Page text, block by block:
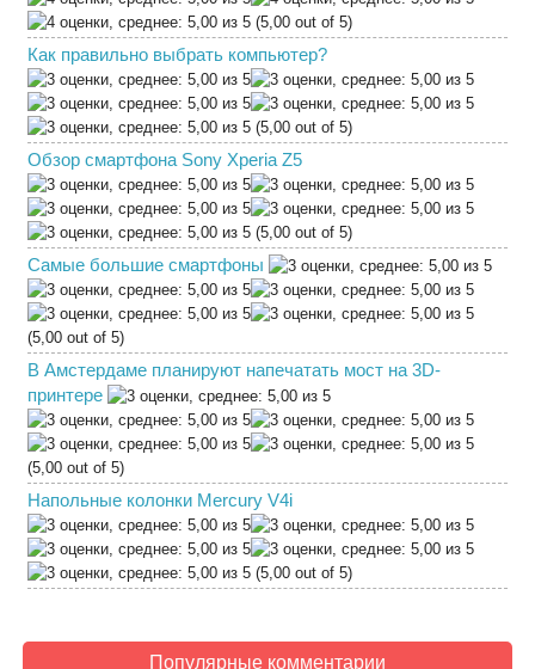
(5,00 out of 5)
Как правильно выбрать компьютер?
(5,00 out of 5)
Обзор смартфона Sony Xperia Z5
(5,00 out of 5)
Самые большие смартфоны
(5,00 out of 5)
В Амстердаме планируют напечатать мост на 3D-
принтере
(5,00 out of 5)
Напольные колонки Mercury V4i
(5,00 out of 5)
Популярные комментарии